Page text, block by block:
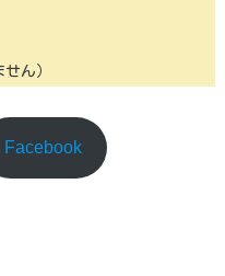
ん）
Facebook